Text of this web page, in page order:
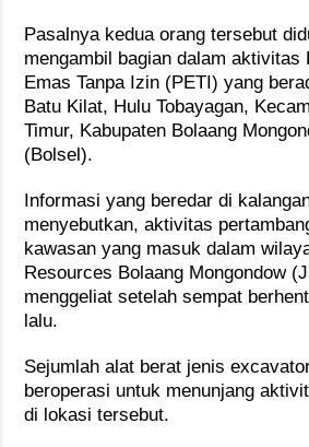
Pasalnya kedua orang tersebut
mengambil bagian dalam aktivitas
Emas Tanpa Izin (PETI) yang
Batu Kilat, Hulu Tobayagan,
Timur, Kabupaten Bolaang
(Bolsel).
Informasi yang beredar di
menyebutkan, aktivitas
kawasan yang masuk dalam
Resources Bolaang Mongondow
menggeliat setelah sempat
lalu.
Sejumlah alat berat jenis
beroperasi untuk menunjang
di lokasi tersebut.